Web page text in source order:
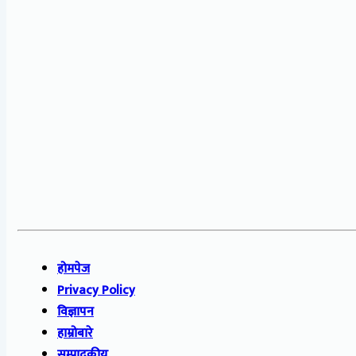
होमपेज
Privacy Policy
विज्ञापन
हाम्रोबारे